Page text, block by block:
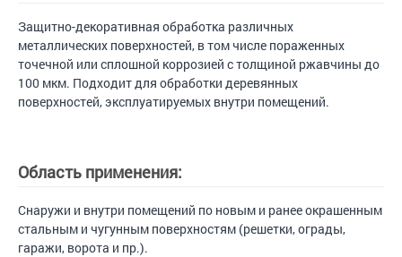
Защитно-декоративная обработка различных
металлических поверхностей, в том числе пораженных
точечной или сплошной коррозией с толщиной ржавчины до
100 мкм. Подходит для обработки деревянных
поверхностей, эксплуатируемых внутри помещений.
Область применения:
Снаружи и внутри помещений по новым и ранее окрашенным
стальным и чугунным поверхностям (решетки, ограды,
гаражи, ворота и пр.).